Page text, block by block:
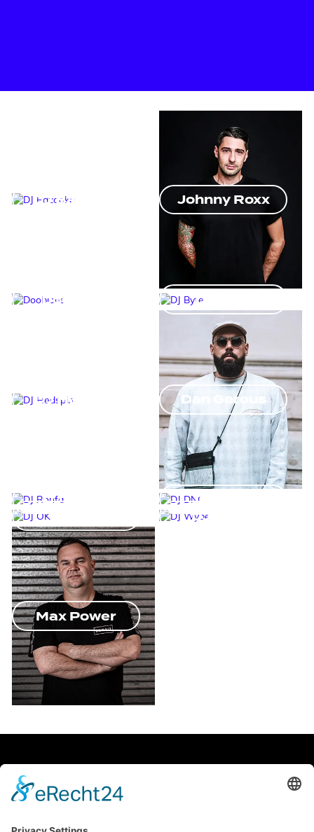
DJ Bazooka Johnny Roxx
Doobious DJ Byte
DJ Hedspin Dan Gerous
DJ Ronfa
DJ DNO
DJ Wybe
Max Power
facebook